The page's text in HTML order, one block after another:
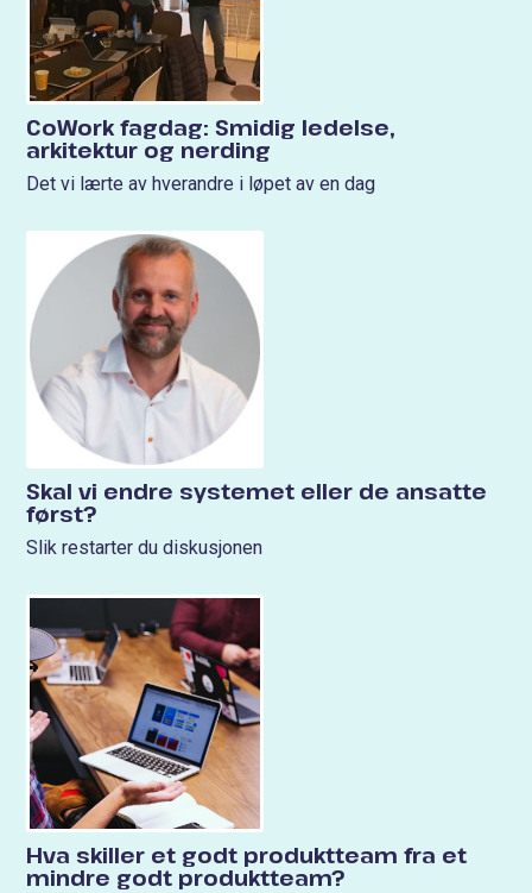
CoWork fagdag: Smidig ledelse,
arkitektur og nerding
Det vi lærte av hverandre i løpet av en dag
Skal vi endre systemet eller de ansatte
først?
Slik restarter du diskusjonen
Hva skiller et godt produktteam fra et
mindre godt produktteam?